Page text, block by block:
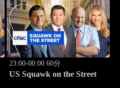
23:00-00:00 60分
US Squawk on the Street